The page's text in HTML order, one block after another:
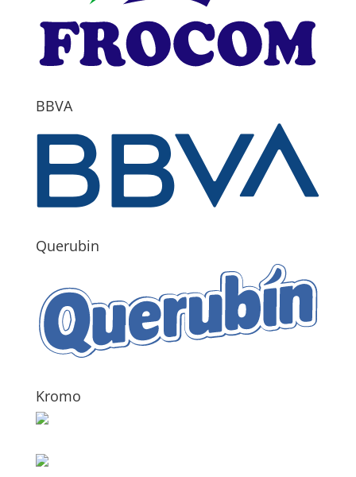
BBVA
Querubin
Kromo